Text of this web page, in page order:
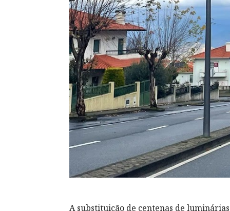
A substituição de centenas de